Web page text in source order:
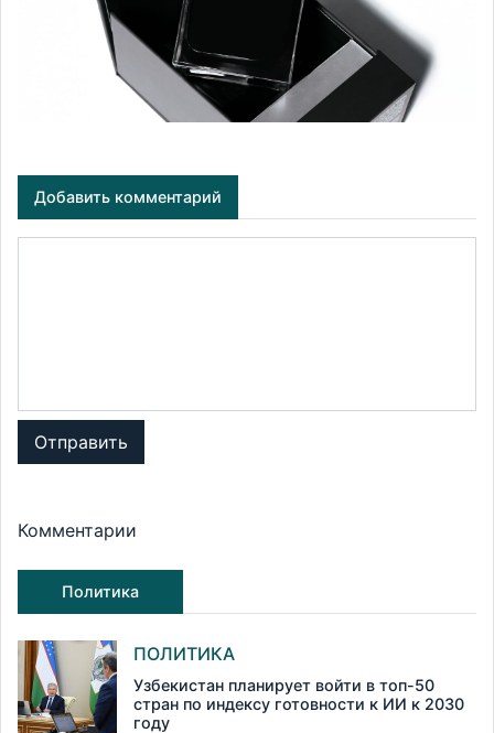
Добавить комментарий
Отправить
Комментарии
Политика
ПОЛИТИКА
Узбекистан планирует войти в топ-50
стран по индексу готовности к ИИ к 2030
году